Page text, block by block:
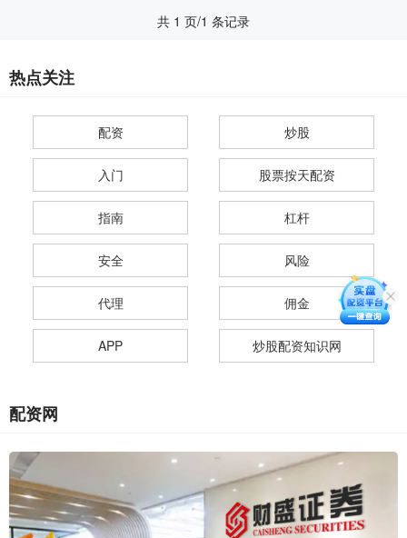
共 1 页/1 条记录
热点关注
配资 炒股
入门 股票按天配资
指南 杠杆
安全 风险
代理 佣金
APP 炒股配资知识网
配资网